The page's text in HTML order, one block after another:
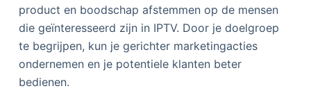
product en boodschap afstemmen op de mensen
die geïnteresseerd zijn in IPTV. Door je doelgroep
te begrijpen, kun je gerichter marketingacties
ondernemen en je potentiele klanten beter
bedienen.